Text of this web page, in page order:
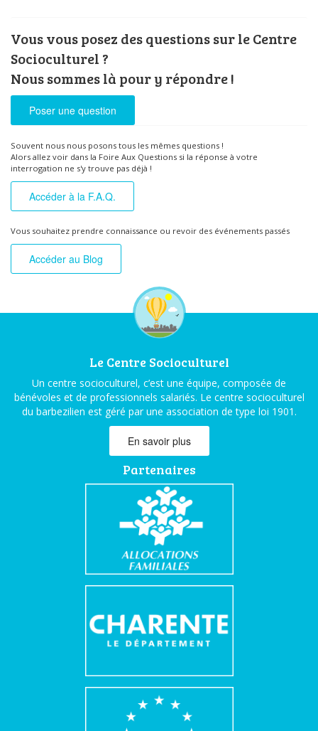
Vous vous posez des questions sur le Centre
Socioculturel ?
Nous sommes là pour y répondre !
Poser une question
Souvent nous nous posons tous les mêmes questions !
Alors allez voir dans la Foire Aux Questions si la réponse à votre
interrogation ne s'y trouve pas déjà !
Accéder à la F.A.Q.
Vous souhaitez prendre connaissance ou revoir des événements passés
Accéder au Blog
Le Centre Socioculturel
Un centre socioculturel, c’est une équipe, composée de
bénévoles et de professionnels salariés. Le centre socioculturel
du barbezilien est géré par une association de type loi 1901.
En savoir plus
Partenaires